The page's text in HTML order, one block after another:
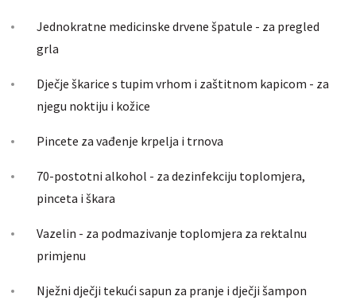
Jednokratne medicinske drvene špatule - za pregled
grla
Dječje škarice s tupim vrhom i zaštitnom kapicom - za
njegu noktiju i kožice
Pincete za vađenje krpelja i trnova
70-postotni alkohol - za dezinfekciju toplomjera,
pinceta i škara
Vazelin - za podmazivanje toplomjera za rektalnu
primjenu
Nježni dječji tekući sapun za pranje i dječji šampon